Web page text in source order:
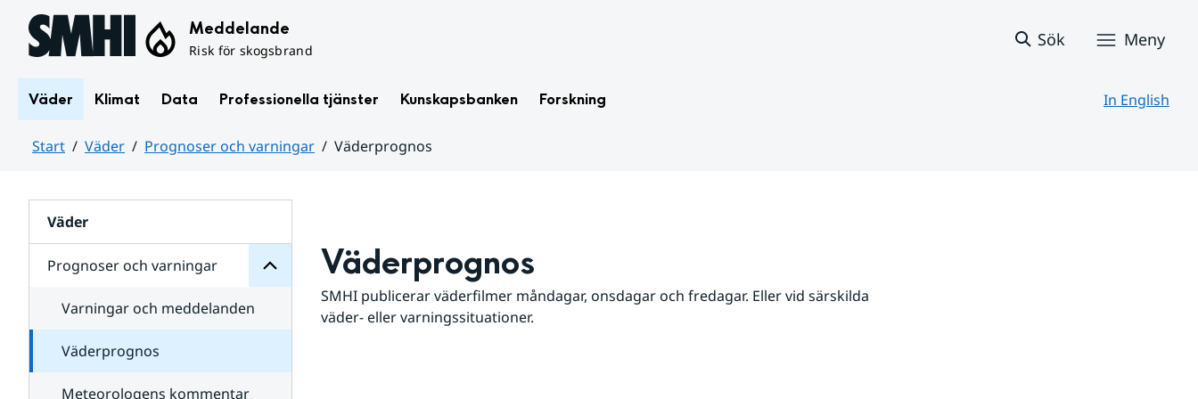
Hoppa till sidans innehåll Meddelande
Risk för skogsbrand
Sök Meny
Väder Klimat Data Professionella tjänster Kunskapsbanken Forskning In English
Start Väder Prognoser och varningar
Väderprognos
Väder
Prognoser och varningar
för
varningar
Varningar och meddelanden
Väderprognos
Meteorologens kommentar
Väderprognos
SMHI publicerar väderfilmer måndagar, onsdagar och fredagar. Eller vid särskilda
väder- eller varningssituationer.